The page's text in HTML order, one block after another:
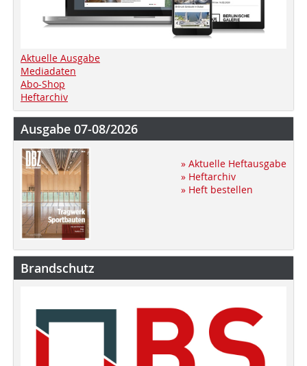
Aktuelle Ausgabe
Mediadaten
Abo-Shop
Heftarchiv
Ausgabe 07-08/2026
» Aktuelle Heftausgabe
» Heftarchiv
» Heft bestellen
Brandschutz